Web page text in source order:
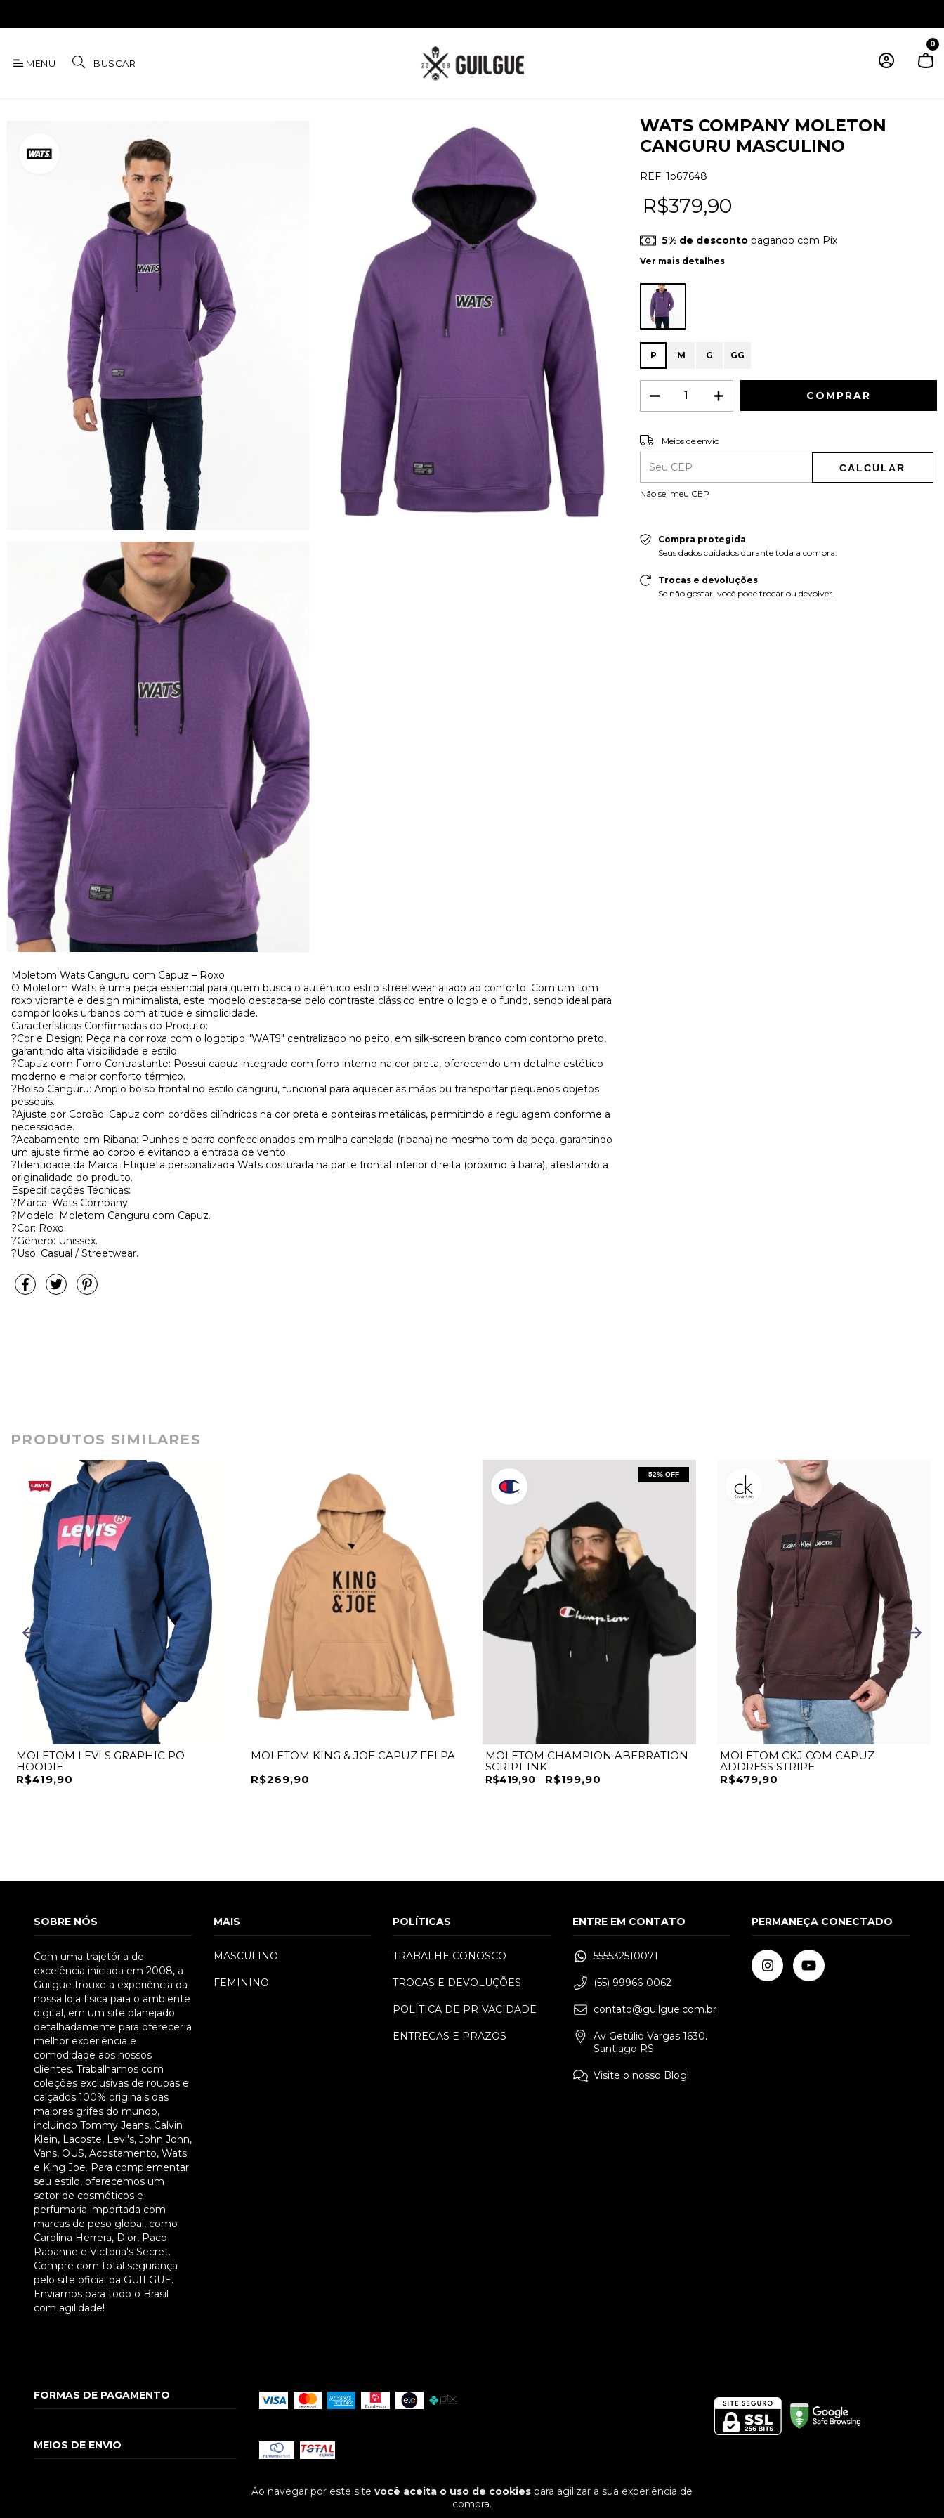
MENU BUSCAR
0
Ao navegar por este site você aceita o uso de cookies para agilizar a sua experiência de
compra.
Moletom Wats Canguru com Capuz – Roxo
O Moletom Wats é uma peça essencial para quem busca o autêntico estilo streetwear aliado ao conforto. Com um tom
roxo vibrante e design minimalista, este modelo destaca-se pelo contraste clássico entre o logo e o fundo, sendo ideal para
compor looks urbanos com atitude e simplicidade.
Características Confirmadas do Produto:
?Cor e Design: Peça na cor roxa com o logotipo "WATS" centralizado no peito, em silk-screen branco com contorno preto,
garantindo alta visibilidade e estilo.
?Capuz com Forro Contrastante: Possui capuz integrado com forro interno na cor preta, oferecendo um detalhe estético
moderno e maior conforto térmico.
?Bolso Canguru: Amplo bolso frontal no estilo canguru, funcional para aquecer as mãos ou transportar pequenos objetos
pessoais.
?Ajuste por Cordão: Capuz com cordões cilíndricos na cor preta e ponteiras metálicas, permitindo a regulagem conforme a
necessidade.
?Acabamento em Ribana: Punhos e barra confeccionados em malha canelada (ribana) no mesmo tom da peça, garantindo
um ajuste firme ao corpo e evitando a entrada de vento.
?Identidade da Marca: Etiqueta personalizada Wats costurada na parte frontal inferior direita (próximo à barra), atestando a
originalidade do produto.
Especificações Técnicas:
?Marca: Wats Company.
?Modelo: Moletom Canguru com Capuz.
?Cor: Roxo.
?Gênero: Unissex.
?Uso: Casual / Streetwear.
WATS COMPANY MOLETON
CANGURU MASCULINO
REF: 1p67648
R$379,90
5% de desconto pagando com Pix
Ver mais detalhes
P M G GG
Entregas para o CEP:
Meios de envio
CALCULAR
Não sei meu CEP
Compra protegida
Seus dados cuidados durante toda a compra.
Trocas e devoluções
Se não gostar, você pode trocar ou devolver.
PRODUTOS SIMILARES
P M G GG
MOLETOM LEVI S GRAPHIC PO
HOODIE
R$419,90
MOLETOM KING & JOE CAPUZ FELPA
R$269,90
52% OFF
MOLETOM CHAMPION ABERRATION
SCRIPT INK
R$419,90 R$199,90
MOLETOM CKJ COM CAPUZ
ADDRESS STRIPE
R$479,90
SOBRE NÓS
Com uma trajetória de
excelência iniciada em 2008, a
Guilgue trouxe a experiência da
nossa loja física para o ambiente
digital, em um site planejado
detalhadamente para oferecer a
melhor experiência e
comodidade aos nossos
clientes. Trabalhamos com
coleções exclusivas de roupas e
calçados 100% originais das
maiores grifes do mundo,
incluindo Tommy Jeans, Calvin
Klein, Lacoste, Levi's, John John,
Vans, OUS, Acostamento, Wats
e King Joe. Para complementar
seu estilo, oferecemos um
setor de cosméticos e
perfumaria importada com
marcas de peso global, como
Carolina Herrera, Dior, Paco
Rabanne e Victoria's Secret.
Compre com total segurança
pelo site oficial da GUILGUE.
Enviamos para todo o Brasil
com agilidade!
MAIS
MASCULINO
FEMININO
POLÍTICAS
TRABALHE CONOSCO
TROCAS E DEVOLUÇÕES
POLÍTICA DE PRIVACIDADE
ENTREGAS E PRAZOS
ENTRE EM CONTATO
555532510071
(55) 99966-0062
contato@guilgue.com.br
Av Getúlio Vargas 1630.
Santiago RS
Visite o nosso Blog!
PERMANEÇA CONECTADO
FORMAS DE PAGAMENTO
MEIOS DE ENVIO